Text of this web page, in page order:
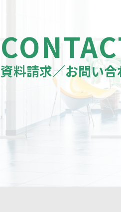
資料請求／お問い合